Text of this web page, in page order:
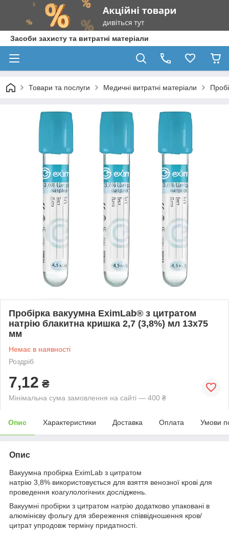
Засоби захисту та витратні матеріали
Товари та послуги Медичні витратні матеріали
Пробірка вакуумна EximLab® з цитратом
натрію блакитна кришка 2,7 (3,8%) мл 13х75
мм
Немає в наявності
Роздріб
7,12 ₴
Мінімальна сума замовлення на сайті — 400 ₴
Опис Характеристики Доставка Оплата Умови
Опис
Вакуумна пробірка EximLab з цитратом
натрію 3,8% використовується для взяття венозної крові для
проведення коагулологічних досліджень.
Вакуумні пробірки з цитратом натрію додатково упаковані в
алюмінієву фольгу для збереження співвідношення кров/
цитрат упродовж терміну придатності.